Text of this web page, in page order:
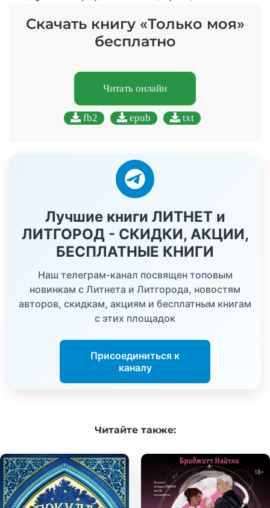
Скачать книгу «Только моя»
бесплатно
Читать онлайн
fb2 epub txt
Лучшие книги ЛИТНЕТ и
ЛИТГОРОД - СКИДКИ, АКЦИИ,
БЕСПЛАТНЫЕ КНИГИ
Наш телеграм-канал посвящен топовым
новинкам с Литнета и Литгорода, новостям
авторов, скидкам, акциям и бесплатным книгам
с этих площадок
Присоединиться к
каналу
Читайтетакже: